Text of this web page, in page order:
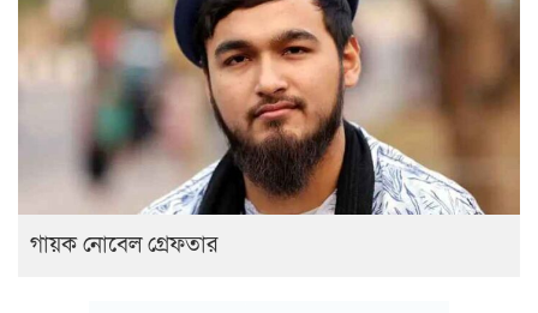
গায়ক নোবেল গ্রেফতার